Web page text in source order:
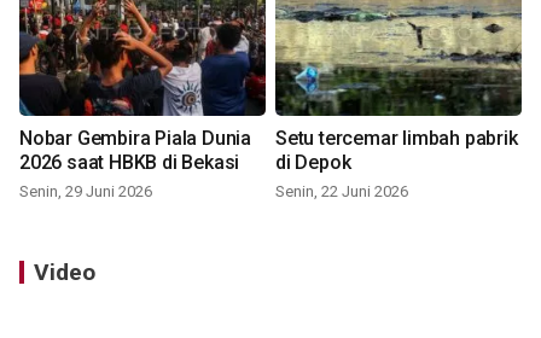
Nobar Gembira Piala Dunia
2026 saat HBKB di Bekasi
Senin, 29 Juni 2026
Setu tercemar limbah pabrik
di Depok
Senin, 22 Juni 2026
Video